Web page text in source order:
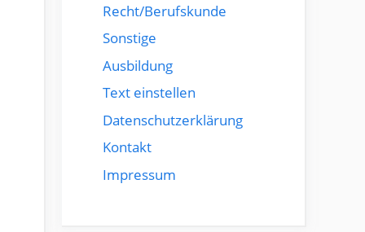
Recht/Berufskunde
Sonstige
Ausbildung
Text einstellen
Datenschutzerklärung
Kontakt
Impressum